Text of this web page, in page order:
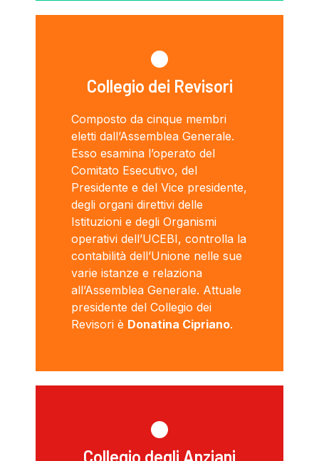
Collegio dei Revisori
Composto da cinque membri
eletti dall’Assemblea Generale.
Esso esamina l’operato del
Comitato Esecutivo, del
Presidente e del Vice presidente,
degli organi direttivi delle
Istituzioni e degli Organismi
operativi dell’UCEBI, controlla la
contabilità dell’Unione nelle sue
varie istanze e relaziona
all’Assemblea Generale. Attuale
presidente del Collegio dei
Revisori è Donatina Cipriano.
Collegio degli Anziani